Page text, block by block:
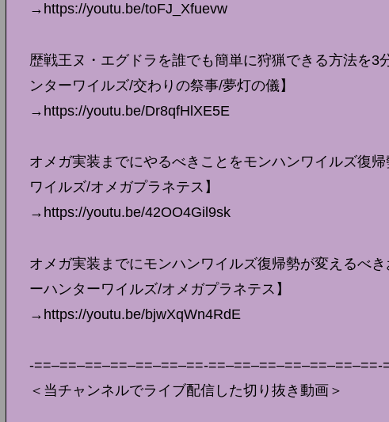
→https://youtu.be/toFJ_Xfuevw
歴戦王ヌ・エグドラを誰でも簡単に狩猟できる方法を
ンターワイルズ/交わりの祭事/夢灯の儀】
→https://youtu.be/Dr8qfHlXE5E
オメガ実装までにやるべきことをモンハンワイルズ復
ワイルズ/オメガプラネテス】
→https://youtu.be/42OO4Gil9sk
オメガ実装までにモンハンワイルズ復帰勢が変えるべ
ーハンターワイルズ/オメガプラネテス】
→https://youtu.be/bjwXqWn4RdE
-==–==–==–==–==–==–==-==–==–==–==–==–==–==-
＜当チャンネルでライブ配信した切り抜き動画＞